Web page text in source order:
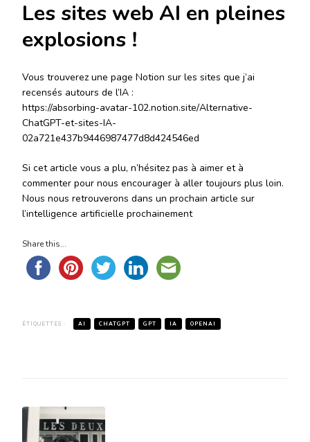
Les sites web AI en pleines
explosions !
Vous trouverez une page Notion sur les sites que j’ai
recensés autours de l’IA :
https://absorbing-avatar-102.notion.site/Alternative-
ChatGPT-et-sites-IA-
02a721e437b9446987477d8d424546ed
Si cet article vous a plu, n’hésitez pas à aimer et à
commenter pour nous encourager à aller toujours plus loin.
Nous nous retrouverons dans un prochain article sur
l’intelligence artificielle prochainement
Share this...
ÉTIQUETTES : AI CHATGPT GPT IA OPENAI